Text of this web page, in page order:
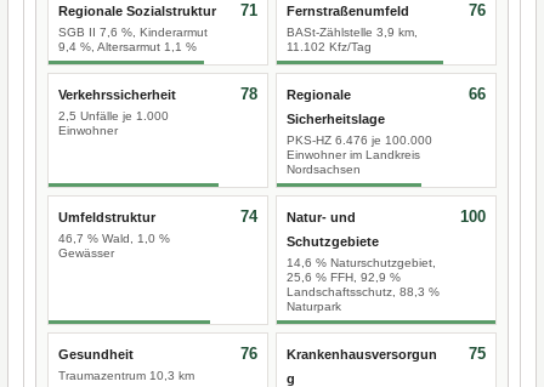
Regionale Sozialstruktur
SGB II 7,6 %, Kinderarmut
9,4 %, Altersarmut 1,1 %
71 Fernstraßenumfeld
BASt-Zählstelle 3,9 km,
11.102 Kfz/Tag
76
Verkehrssicherheit
2,5 Unfälle je 1.000
Einwohner
78
Regionale
Sicherheitslage
PKS-HZ 6.476 je 100.000
Einwohner im Landkreis
Nordsachsen
66
Umfeldstruktur
46,7 % Wald, 1,0 %
Gewässer
74
Natur- und
Schutzgebiete
14,6 % Naturschutzgebiet,
25,6 % FFH, 92,9 %
Landschaftsschutz, 88,3 %
Naturpark
100
Gesundheit
Traumazentrum 10,3 km
76
Krankenhausversorgun
g
75